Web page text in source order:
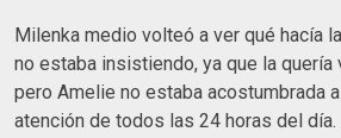
Milenka medio volteó a ver qué hacía
no estaba insistiendo, ya que la quería
pero Amelie no estaba acostumbrada
atención de todos las 24 horas del día.